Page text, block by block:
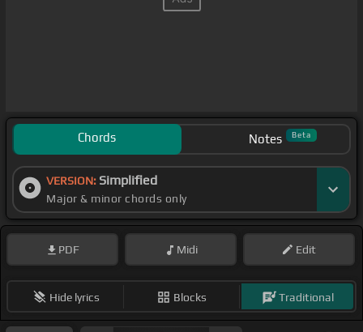
Chords Notes Beta
VERSION: Simplified
Major & minor chords only
PDF Midi Edit
Hide lyrics Blocks Traditional